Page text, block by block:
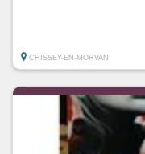
CHISSEY-EN-MORVAN